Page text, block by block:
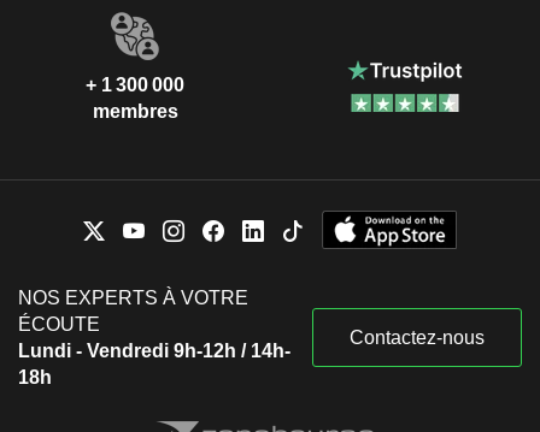
+ 1 300 000
membres
NOS EXPERTS À VOTRE
ÉCOUTE
Lundi - Vendredi 9h-12h / 14h-
18h
Contactez-nous